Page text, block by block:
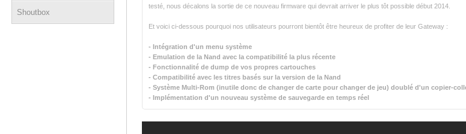
Shoutbox
testé, nous décalons la sortie de ce nouveau firmware qui devrait arriver le plus tôt possible début 2014.
Et voici ci-dessous pourquoi nos utilisateurs pourront bientôt être heureux de profiter de leur Gateway :
- Intégration d'un menu système
- Emulation de la Nand avec la compatibilité la plus récente
- Fonctionnalité de dump de vos propres cartouches
- Compatibilité avec les titres basés sur la version de la Nand
- Système Multi-Rom (inutile donc de changer de carte pour changer de jeu) doublé d'un copier-
- Implémentation d'un nouveau système de sauvegarde en temps réel